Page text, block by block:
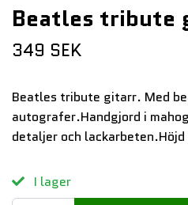
Beatles tribute
349 SEK
Beatles tribute gitarr. Med
autografer.Handgjord i
detaljer och
I lager